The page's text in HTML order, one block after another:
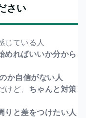
さい
じている人
めればいいか分から
か自信がない人
ど、 ちゃんと対策
りと差をつけたい人